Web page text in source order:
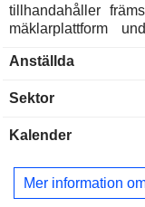
tillhandahåller
mäklarplattform
vilket gör det möjligt
och börshandlade
communitytjänster.
Anställda
Sektor
Kalender
Mer information